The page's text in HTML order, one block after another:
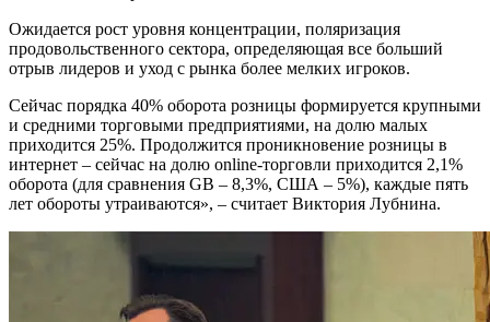
Ожидается рост уровня концентрации, поляризация
продовольственного сектора, определяющая все больший
отрыв лидеров и уход с рынка более мелких игроков.
Сейчас поpядка 40% оборота розницы формируется крупными
и средними торговыми предприятиями, на долю малых
приходится 25%. Продолжится проникновение розницы в
интернет – сейчас на долю online-торговли приходится 2,1%
оборота (для сравнения GB – 8,3%, США – 5%), каждые пять
лет обороты утраиваются», – считает Виктория Лубнина.